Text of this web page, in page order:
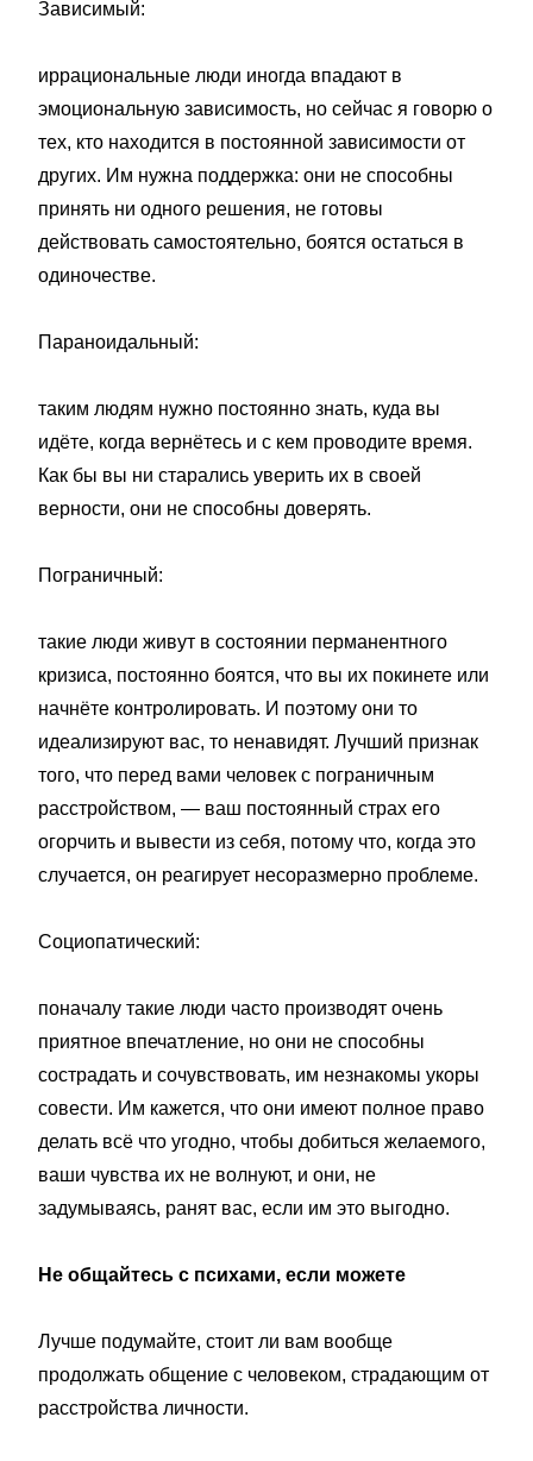
Зависимый:
иррациональные люди иногда впадают в
эмоциональную зависимость, но сейчас я говорю о
тех, кто находится в постоянной зависимости от
других. Им нужна поддержка: они не способны
принять ни одного решения, не готовы
действовать самостоятельно, боятся остаться в
одиночестве.
Параноидальный:
таким людям нужно постоянно знать, куда вы
идёте, когда вернётесь и с кем проводите время.
Как бы вы ни старались уверить их в своей
верности, они не способны доверять.
Пограничный:
такие люди живут в состоянии перманентного
кризиса, постоянно боятся, что вы их покинете или
начнёте контролировать. И поэтому они то
идеализируют вас, то ненавидят. Лучший признак
того, что перед вами человек с пограничным
расстройством, — ваш постоянный страх его
огорчить и вывести из себя, потому что, когда это
случается, он реагирует несоразмерно проблеме.
Социопатический:
поначалу такие люди часто производят очень
приятное впечатление, но они не способны
сострадать и сочувствовать, им незнакомы укоры
совести. Им кажется, что они имеют полное право
делать всё что угодно, чтобы добиться желаемого,
ваши чувства их не волнуют, и они, не
задумываясь, ранят вас, если им это выгодно.
Не общайтесь с психами, если можете
Лучше подумайте, стоит ли вам вообще
продолжать общение с человеком, страдающим от
расстройства личности.